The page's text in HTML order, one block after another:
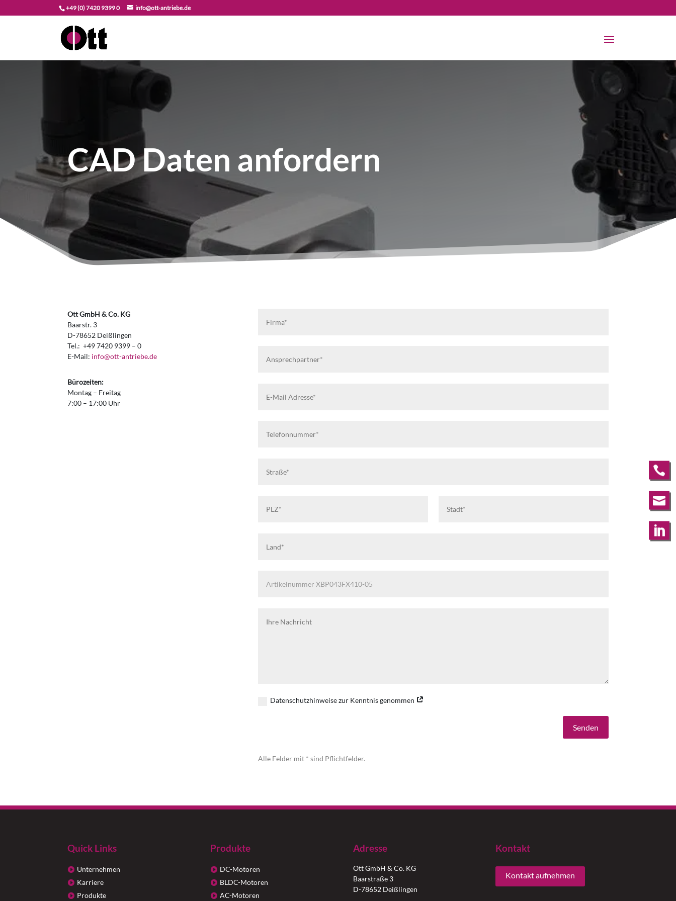
+49 (0) 7420 9399 0 info@ott-antriebe.de
CAD Daten anfordern
Ott GmbH & Co. KG
Baarstr. 3
D-78652 Deißlingen
Tel.: +49 7420 9399 – 0
E-Mail: info@ott-antriebe.de
Bürozeiten:
Montag – Freitag
7:00 – 17:00 Uhr
Datenschutzhinweise zur Kenntnis genommen
Senden
Alle Felder mit * sind Pflichtfelder.
Quick Links
Unternehmen
Karriere
Produkte
Produkte
DC-Motoren
BLDC-Motoren
AC-Motoren
Adresse
Ott GmbH & Co. KG
Baarstraße 3
D-78652 Deißlingen



Kontakt
Kontakt aufnehmen